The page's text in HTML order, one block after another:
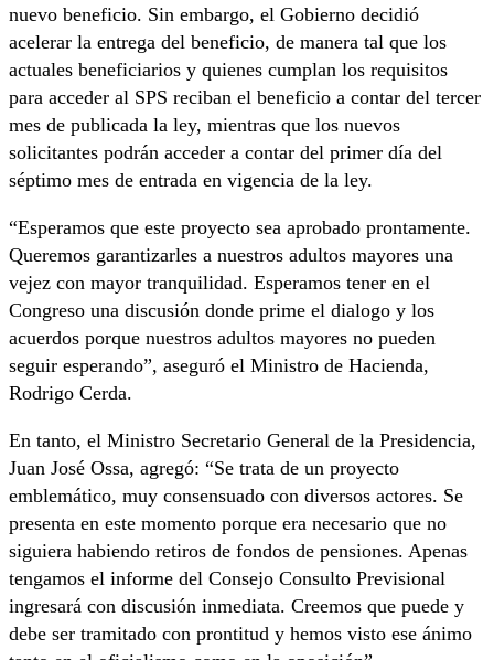
nuevo beneficio. Sin embargo, el Gobierno decidió
acelerar la entrega del beneficio, de manera tal que los
actuales beneficiarios y quienes cumplan los requisitos
para acceder al SPS reciban el beneficio a contar del tercer
mes de publicada la ley, mientras que los nuevos
solicitantes podrán acceder a contar del primer día del
séptimo mes de entrada en vigencia de la ley.
“Esperamos que este proyecto sea aprobado prontamente.
Queremos garantizarles a nuestros adultos mayores una
vejez con mayor tranquilidad. Esperamos tener en el
Congreso una discusión donde prime el dialogo y los
acuerdos porque nuestros adultos mayores no pueden
seguir esperando”, aseguró el Ministro de Hacienda,
Rodrigo Cerda.
En tanto, el Ministro Secretario General de la Presidencia,
Juan José Ossa, agregó: “Se trata de un proyecto
emblemático, muy consensuado con diversos actores. Se
presenta en este momento porque era necesario que no
siguiera habiendo retiros de fondos de pensiones. Apenas
tengamos el informe del Consejo Consulto Previsional
ingresará con discusión inmediata. Creemos que puede y
debe ser tramitado con prontitud y hemos visto ese ánimo